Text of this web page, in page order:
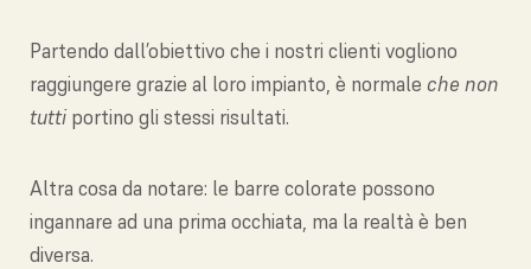
Partendo dall’obiettivo che i nostri clienti vogliono
raggiungere grazie al loro impianto, è normale che non
tuttiportino gli stessi risultati.
Altra cosa da notare: le barre colorate possono
ingannare ad una prima occhiata, ma la realtà è ben
diversa.